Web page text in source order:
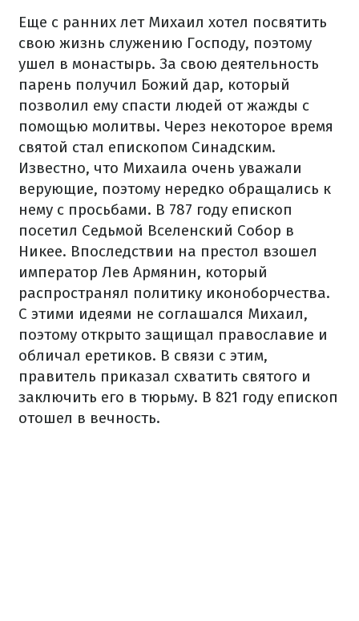
Еще с ранних лет Михаил хотел посвятить
свою жизнь служению Господу, поэтому
ушел в монастырь. За свою деятельность
парень получил Божий дар, который
позволил ему спасти людей от жажды с
помощью молитвы. Через некоторое время
святой стал епископом Синадским.
Известно, что Михаила очень уважали
верующие, поэтому нередко обращались к
нему с просьбами. В 787 году епископ
посетил Седьмой Вселенский Собор в
Никее. Впоследствии на престол взошел
император Лев Армянин, который
распространял политику иконоборчества.
С этими идеями не соглашался Михаил,
поэтому открыто защищал православие и
обличал еретиков. В связи с этим,
правитель приказал схватить святого и
заключить его в тюрьму. В 821 году епископ
отошел в вечность.